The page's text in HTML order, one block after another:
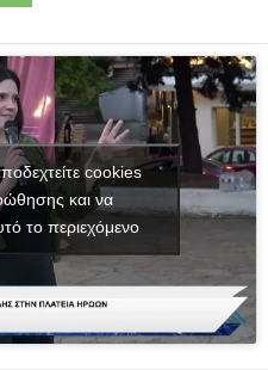
cookies
και να
το περιεχόμενο